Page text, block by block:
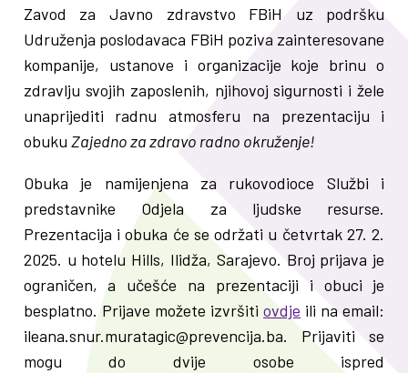
Zavod za Javno zdravstvo FBiH uz podršku
Udruženja poslodavaca FBiH poziva zainteresovane
kompanije, ustanove i organizacije koje brinu o
zdravlju svojih zaposlenih, njihovoj sigurnosti i žele
unaprijediti radnu atmosferu na prezentaciju i
obuku Zajedno za zdravo radno okruženje!
Obuka je namijenjena za rukovodioce Službi i
predstavnike Odjela za ljudske resurse.
Prezentacija i obuka će se održati u četvrtak 27. 2.
2025. u hotelu Hills, Ilidža, Sarajevo. Broj prijava je
ograničen, a učešće na prezentaciji i obuci je
besplatno. Prijave možete izvršitiovdje ili na email:
ileana.snur.muratagic@prevencija.ba. Prijaviti se
mogu do dvije osobe ispred